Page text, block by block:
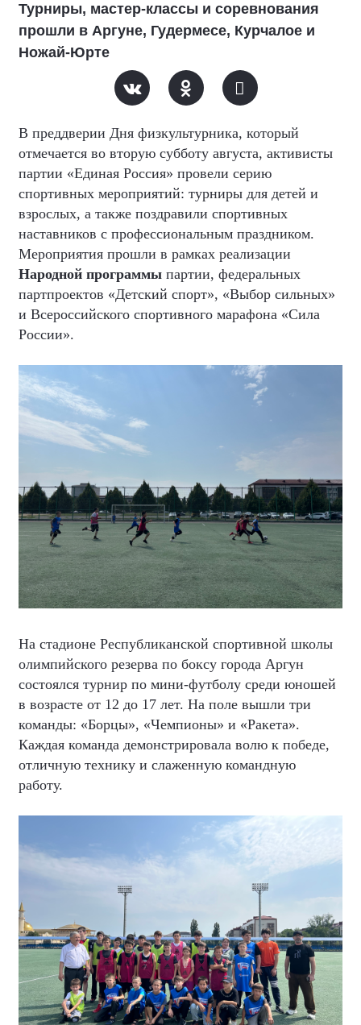
Турниры, мастер-классы и соревнования
прошли в Аргуне, Гудермесе, Курчалое и
Ножай-Юрте
В преддверии Дня физкультурника, который
отмечается во вторую субботу августа, активисты
партии «Единая Россия» провели серию
спортивных мероприятий: турниры для детей и
взрослых, а также поздравили спортивных
наставников с профессиональным праздником.
Мероприятия прошли в рамках реализации
Народной программы партии, федеральных
партпроектов «Детский спорт», «Выбор сильных»
и Всероссийского спортивного марафона «Сила
России».
На стадионе Республиканской спортивной школы
олимпийского резерва по боксу города Аргун
состоялся турнир по мини-футболу среди юношей
в возрасте от 12 до 17 лет. На поле вышли три
команды: «Борцы», «Чемпионы» и «Ракета».
Каждая команда демонстрировала волю к победе,
отличную технику и слаженную командную
работу.